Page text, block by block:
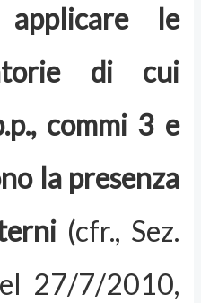
le
di cui
commi 3 e
la presenza
(cfr., Sez.
27/7/2010,